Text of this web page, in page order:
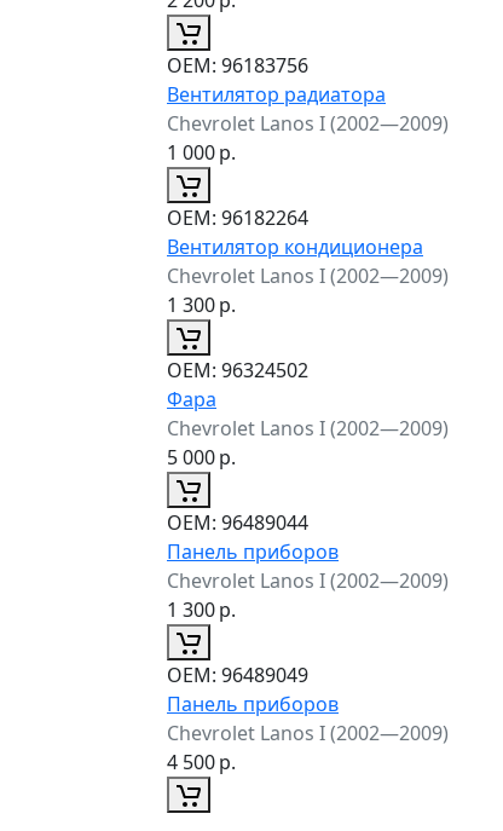
ОЕМ: 96183756
Вентилятор радиатора
Chevrolet Lanos I (2002—2009)
1 000р.
ОЕМ: 96182264
Вентилятор кондиционера
Chevrolet Lanos I (2002—2009)
1 300р.
ОЕМ: 96324502
Фара
Chevrolet Lanos I (2002—2009)
5 000р.
ОЕМ: 96489044
Панель приборов
Chevrolet Lanos I (2002—2009)
1 300р.
ОЕМ: 96489049
Панель приборов
Chevrolet Lanos I (2002—2009)
4 500р.